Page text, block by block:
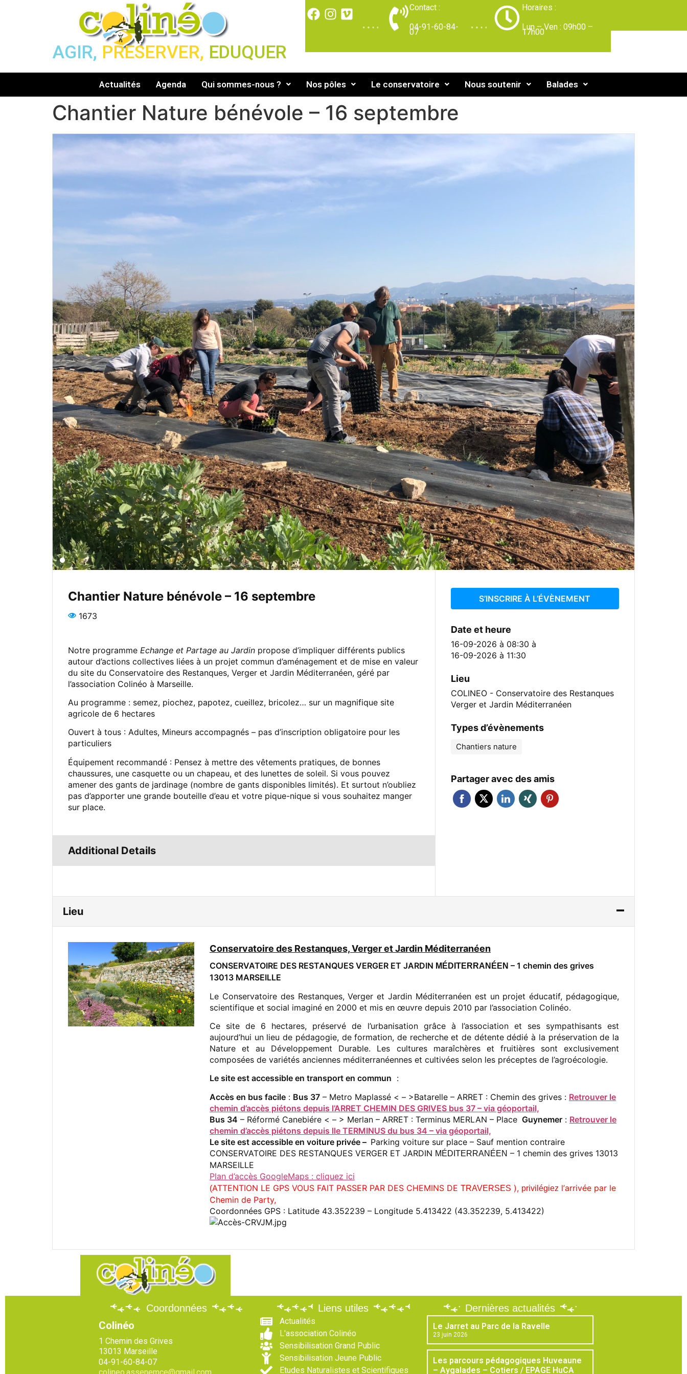
Contact :
04-91-60-84-
07
Horaires :
Lun – Ven : 09h00 –
17h00
AGIR, PRESERVER, EDUQUER
Actualités Agenda Qui sommes-nous ? Nos pôles Le conservatoire Nous soutenir Balades
Chantier Nature bénévole – 16 septembre
Chantier Nature bénévole – 16 septembre
1673
Notre programme Echange et Partage au Jardin propose d’impliquer différents publics
autour d’actions collectives liées à un projet commun d’aménagement et de mise en valeur
du site du Conservatoire des Restanques, Verger et Jardin Méditerranéen, géré par
l’association Colinéo à Marseille.
Au programme : semez, piochez, papotez, cueillez, bricolez… sur un magnifique site
agricole de 6 hectares
Ouvert à tous : Adultes, Mineurs accompagnés – pas d’inscription obligatoire pour les
particuliers
Équipement recommandé : Pensez à mettre des vêtements pratiques, de bonnes
chaussures, une casquette ou un chapeau, et des lunettes de soleil. Si vous pouvez
amener des gants de jardinage (nombre de gants disponibles limités). Et surtout n’oubliez
pas d’apporter une grande bouteille d’eau et votre pique-nique si vous souhaitez manger
sur place.
Additional Details
S’INSCRIRE À L’ÉVÈNEMENT
Date et heure
16-09-2026 à 08:30 à
16-09-2026 à 11:30
Lieu
COLINEO - Conservatoire des Restanques
Verger et Jardin Méditerranéen
Types d’évènements
Chantiers nature
Partager avec des amis
Lieu
Conservatoire des Restanques, Verger et Jardin Méditerranéen
CONSERVATOIRE DES RESTANQUES VERGER ET JARDIN MÉDITERRANÉEN – 1 chemin des grives
13013 MARSEILLE
Le Conservatoire des Restanques, Verger et Jardin Méditerranéen est un projet éducatif, pédagogique,
scientifique et social imaginé en 2000 et mis en œuvre depuis 2010 par l’association Colinéo.
Ce site de 6 hectares, préservé de l’urbanisation grâce à l’association et ses sympathisants est
aujourd’hui un lieu de pédagogie, de formation, de recherche et de détente dédié à la préservation de la
Nature et au Développement Durable. Les cultures maraîchères et fruitières sont exclusivement
composées de variétés anciennes méditerranéennes et cultivées selon les préceptes de l’agroécologie.
Le site est accessible en transport en commun :
Accès en bus facile : Bus 37 – Metro Maplassé < – >Batarelle – ARRET : Chemin des grives : Retrouver le
chemin d’accès piétons depuis l’ARRET CHEMIN DES GRIVES bus 37 – via géoportail,
Bus 34 – Réformé Canebiére < – > Merlan – ARRET : Terminus MERLAN – Place Guynemer : Retrouver le
chemin d’accès piétons depuis lle TERMINUS du bus 34 – via géoportail,
Le site est accessible en voiture privée – Parking voiture sur place – Sauf mention contraire
CONSERVATOIRE DES RESTANQUES VERGER ET JARDIN MÉDITERRANÉEN – 1 chemin des grives 13013
MARSEILLE
Plan d’accès GoogleMaps : cliquez ici
(ATTENTION LE GPS VOUS FAIT PASSER PAR DES CHEMINS DE TRAVERSES ), privilégiez l’arrivée par le
Chemin de Party,
Coordonnées GPS : Latitude 43.352239 – Longitude 5.413422 (43.352239, 5.413422)
Coordonnées
Colinéo
1 Chemin des Grives
13013 Marseille
04-91-60-84-07
Liens utiles
Actualités
L'association Colinéo
Sensibilisation Grand Public
Sensibilisation Jeune Public
Etudes Naturalistes et Scientifiques
Dernières actualités
Le Jarret au Parc de la Ravelle
23 juin 2026
Les parcours pédagogiques Huveaune
– Aygalades – Cotiers / EPAGE HuCA